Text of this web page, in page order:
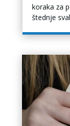
koraka za
štednje